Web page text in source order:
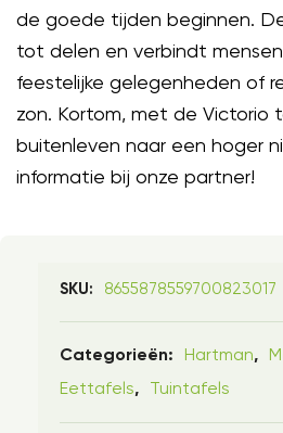
de goede tijden beginnen.
tot delen en verbindt
feestelijke gelegenheden of
zon. Kortom, met de Victorio
buitenleven naar een hoger
informatie bij onze partner!
SKU: 8655878559700823017
Categorieën: Hartman,
Eettafels, Tuintafels